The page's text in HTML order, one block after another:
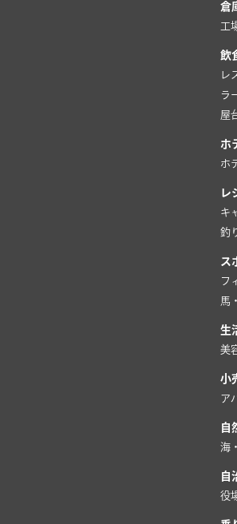
倉
工
飲
レ
ラ
屋
ホ
ホ
レ
キ
釣
ス
フ
馬
生
美
小
ア
自
海
自
役